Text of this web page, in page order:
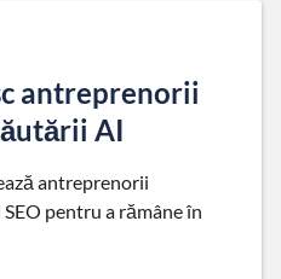
antreprenorii
AI
antreprenorii
pentru a rămâne în